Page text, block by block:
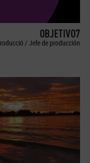
OBJETIVO7
/ Jefe de producción